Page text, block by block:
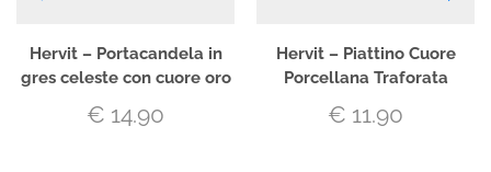
Hervit – Portacandela in
gres celeste con cuore oro
€ 14.90
Hervit – Piattino Cuore
Porcellana Traforata
€ 11.90